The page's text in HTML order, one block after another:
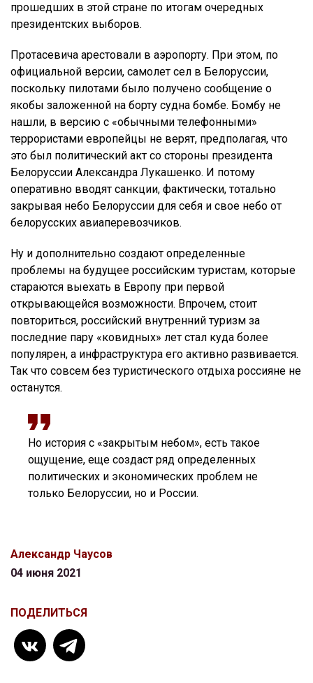
прошедших в этой стране по итогам очередных
президентских выборов.
Протасевича арестовали в аэропорту. При этом, по
официальной версии, самолет сел в Белоруссии,
поскольку пилотами было получено сообщение о
якобы заложенной на борту судна бомбе. Бомбу не
нашли, в версию с «обычными телефонными»
террористами европейцы не верят, предполагая, что
это был политический акт со стороны президента
Белоруссии Александра Лукашенко. И потому
оперативно вводят санкции, фактически, тотально
закрывая небо Белоруссии для себя и свое небо от
белорусских авиаперевозчиков.
Ну и дополнительно создают определенные
проблемы на будущее российским туристам, которые
стараются выехать в Европу при первой
открывающейся возможности. Впрочем, стоит
повториться, российский внутренний туризм за
последние пару «ковидных» лет стал куда более
популярен, а инфраструктура его активно развивается.
Так что совсем без туристического отдыха россияне не
останутся.
Но история с «закрытым небом», есть такое
ощущение, еще создаст ряд определенных
политических и экономических проблем не
только Белоруссии, но и России.
Александр Чаусов
04 июня 2021
ПОДЕЛИТЬСЯ